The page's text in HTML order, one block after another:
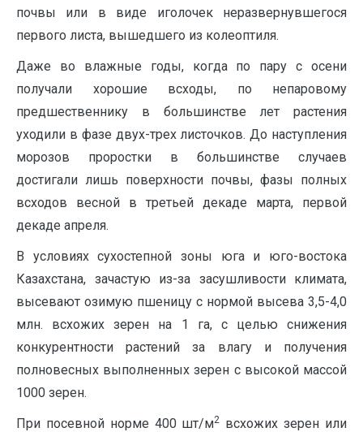
почвы или в виде иголочек неразвернувшегося
первого листа, вышедшего из колеоптиля.
Даже во влажные годы, когда по пару с осени
получали хорошие всходы, по непаровому
предшественнику в большинстве лет растения
уходили в фазе двух-трех листочков. До наступления
морозов проростки в большинстве случаев
достигали лишь поверхности почвы, фазы полных
всходов весной в третьей декаде марта, первой
декаде апреля.
В условиях сухостепной зоны юга и юго-востока
Казахстана, зачастую из-за засушливости климата,
высевают озимую пшеницу с нормой высева 3,5-4,0
млн. всхожих зерен на 1 га, с целью снижения
конкурентности растений за влагу и получения
полновесных выполненных зерен с высокой массой
1000 зерен.
При посевной норме 400 шт/м2 всхожих зерен или